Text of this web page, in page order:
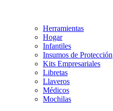
Herramientas
Hogar
Infantiles
Insumos de Protección
Kits Empresariales
Libretas
Llaveros
Médicos
Mochilas